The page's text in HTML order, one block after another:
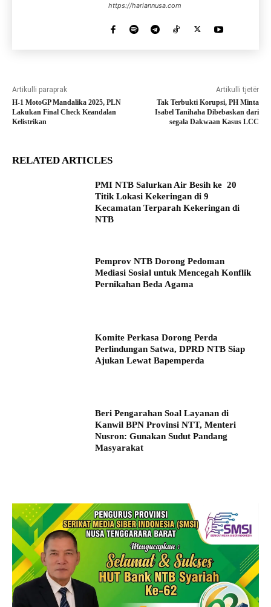
https://hariannusa.com
Artikulli paraprak
H-1 MotoGP Mandalika 2025, PLN
Lakukan Final Check Keandalan
Kelistrikan
Artikulli tjetër
Tak Terbukti Korupsi, PH Minta
Isabel Tanihaha Dibebaskan dari
segala Dakwaan Kasus LCC
RELATED ARTICLES
PMI NTB Salurkan Air Besih ke 20
Titik Lokasi Kekeringan di 9
Kecamatan Terparah Kekeringan di
NTB
Pemprov NTB Dorong Pedoman
Mediasi Sosial untuk Mencegah Konflik
Pernikahan Beda Agama
Komite Perkasa Dorong Perda
Perlindungan Satwa, DPRD NTB Siap
Ajukan Lewat Bapemperda
Beri Pengarahan Soal Layanan di
Kanwil BPN Provinsi NTT, Menteri
Nusron: Gunakan Sudut Pandang
Masyarakat